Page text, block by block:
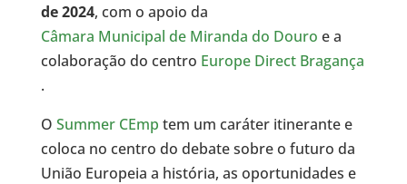
de 2024, com o apoio da
Câmara Municipal de Miranda do Douro e a
colaboração do centro Europe Direct Bragança
.
O Summer CEmp tem um caráter itinerante e
coloca no centro do debate sobre o futuro da
União Europeia a história, as oportunidades e